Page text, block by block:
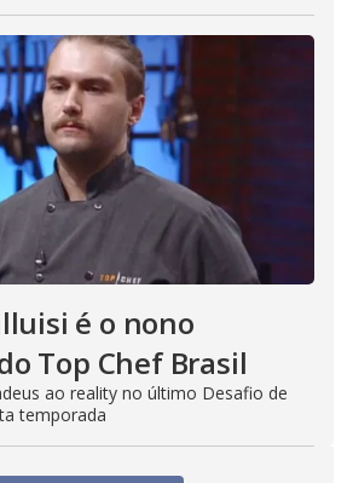
é o nono
Top Chef Brasil
ao reality no último Desafio de
temporada